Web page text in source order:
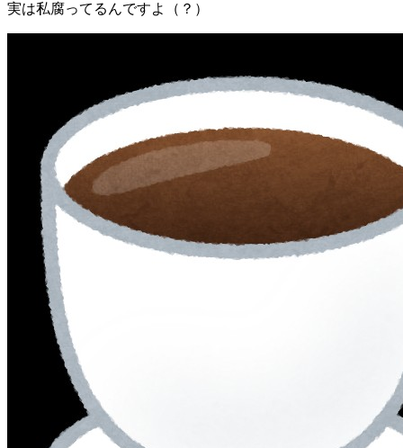
実は私腐ってるんですよ（？）